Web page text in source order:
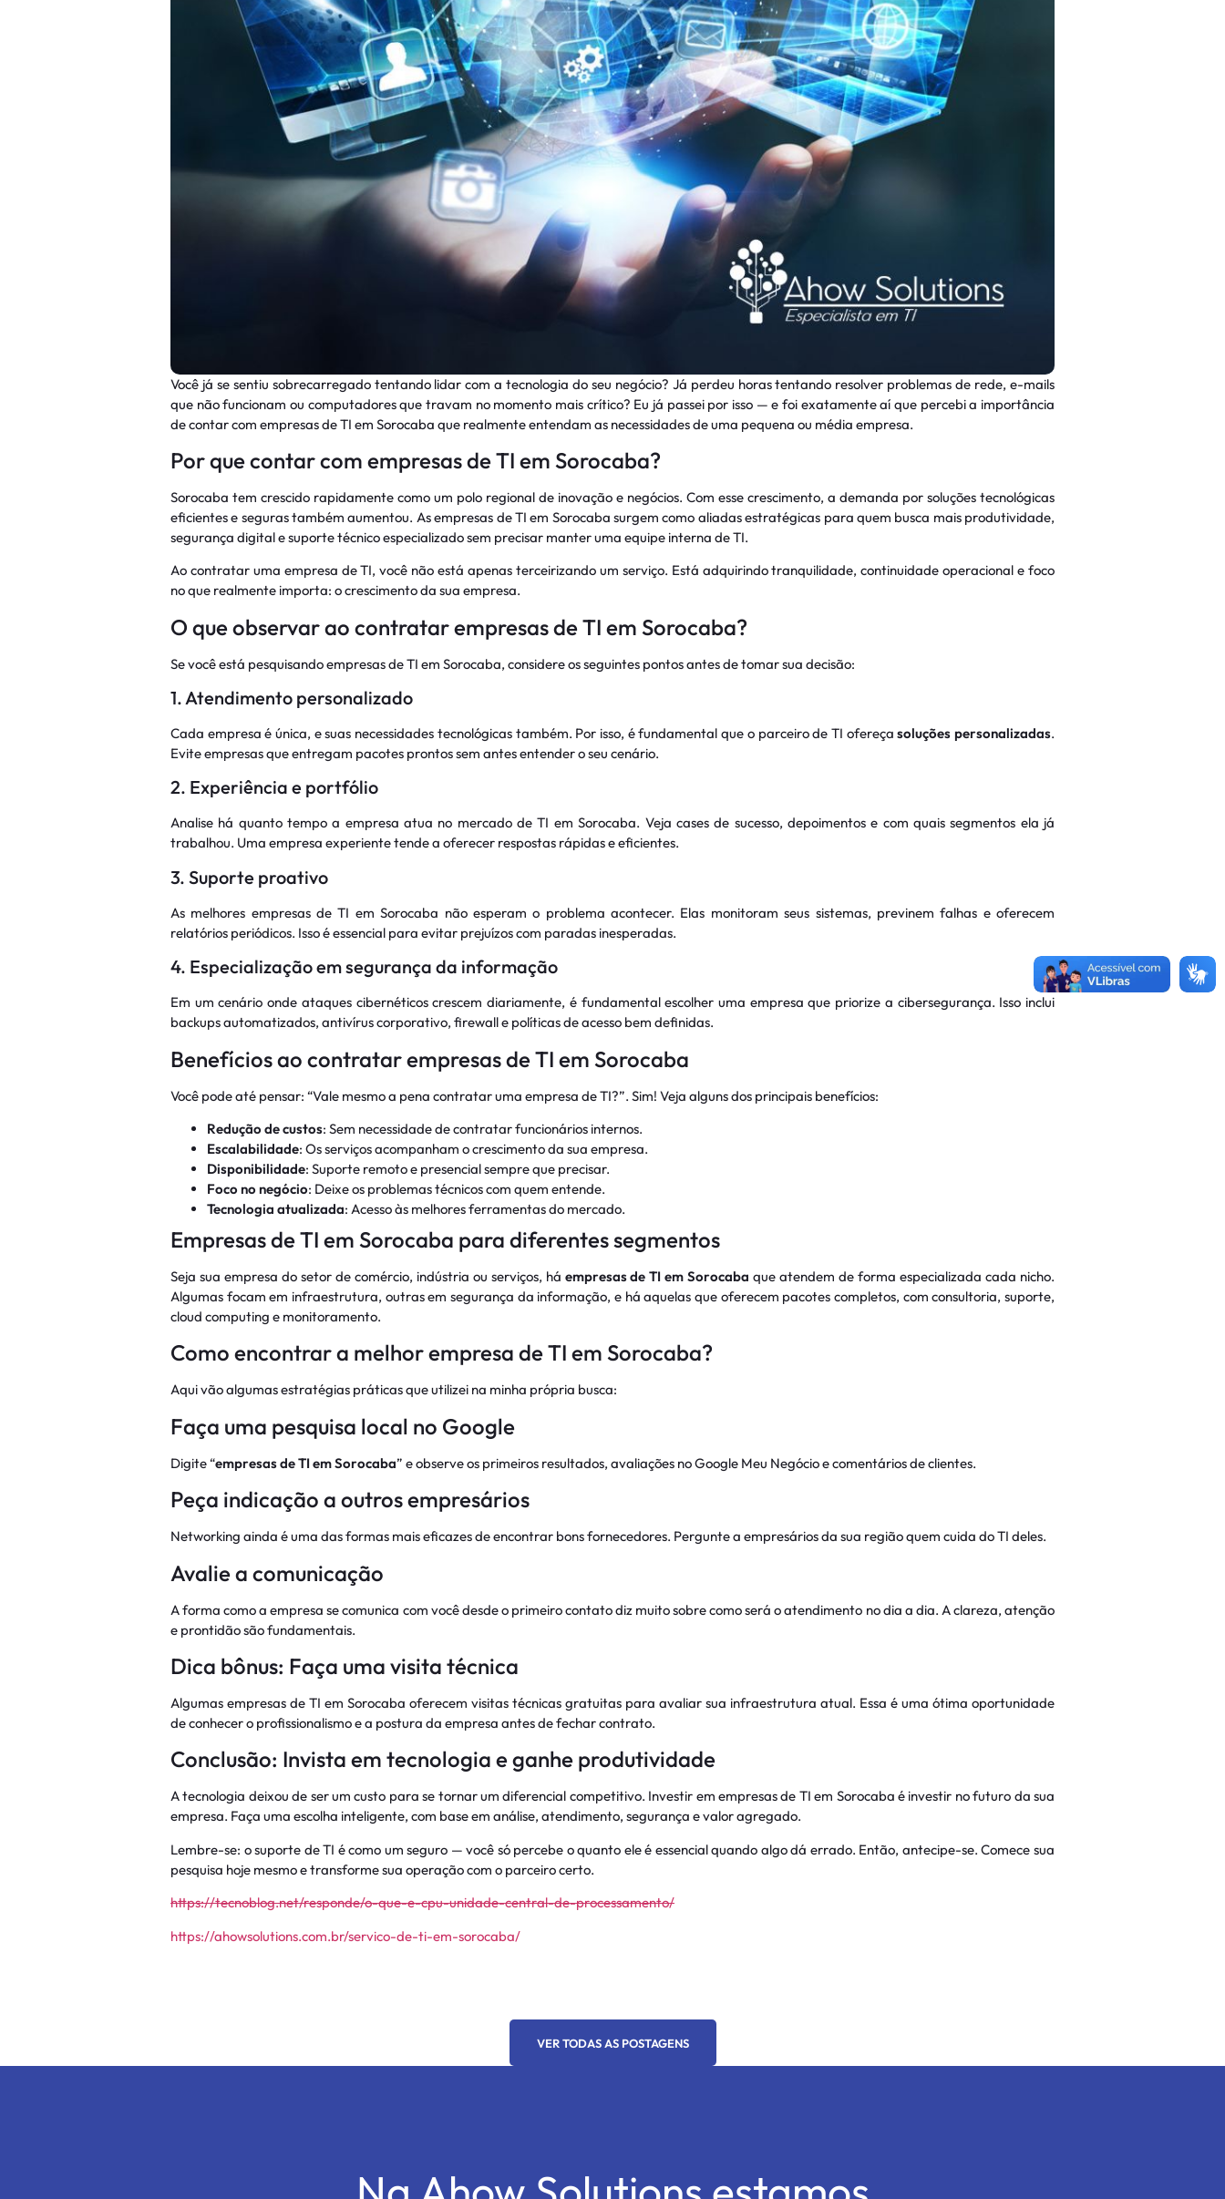
Você já se sentiu sobrecarregado tentando lidar com a tecnologia do seu negócio? Já perdeu horas tentando resolver problemas de rede, e-mails
que não funcionam ou computadores que travam no momento mais crítico? Eu já passei por isso — e foi exatamente aí que percebi a importância
de contar com empresas de TI em Sorocaba que realmente entendam as necessidades de uma pequena ou média empresa.
Por que contar com empresas de TI em Sorocaba?
Sorocaba tem crescido rapidamente como um polo regional de inovação e negócios. Com esse crescimento, a demanda por soluções tecnológicas
eficientes e seguras também aumentou. As empresas de TI em Sorocaba surgem como aliadas estratégicas para quem busca mais produtividade,
segurança digital e suporte técnico especializado sem precisar manter uma equipe interna de TI.
Ao contratar uma empresa de TI, você não está apenas terceirizando um serviço. Está adquirindo tranquilidade, continuidade operacional e foco
no que realmente importa: o crescimento da sua empresa.
O que observar ao contratar empresas de TI em Sorocaba?
Se você está pesquisando empresas de TI em Sorocaba, considere os seguintes pontos antes de tomar sua decisão:
1. Atendimento personalizado
Cada empresa é única, e suas necessidades tecnológicas também. Por isso, é fundamental que o parceiro de TI ofereçasoluções personalizadas.
Evite empresas que entregam pacotes prontos sem antes entender o seu cenário.
2. Experiência e portfólio
Analise há quanto tempo a empresa atua no mercado de TI em Sorocaba. Veja cases de sucesso, depoimentos e com quais segmentos ela já
trabalhou. Uma empresa experiente tende a oferecer respostas rápidas e eficientes.
3. Suporte proativo
As melhores empresas de TI em Sorocaba não esperam o problema acontecer. Elas monitoram seus sistemas, previnem falhas e oferecem
relatórios periódicos. Isso é essencial para evitar prejuízos com paradas inesperadas.
4. Especialização em segurança da informação
Em um cenário onde ataques cibernéticos crescem diariamente, é fundamental escolher uma empresa que priorize a cibersegurança. Isso inclui
backups automatizados, antivírus corporativo, firewall e políticas de acesso bem definidas.
Benefícios ao contratar empresas de TI em Sorocaba
Você pode até pensar: “Vale mesmo a pena contratar uma empresa de TI?”. Sim! Veja alguns dos principais benefícios:
Redução de custos: Sem necessidade de contratar funcionários internos.
Escalabilidade: Os serviços acompanham o crescimento da sua empresa.
Disponibilidade: Suporte remoto e presencial sempre que precisar.
Foco no negócio: Deixe os problemas técnicos com quem entende.
Tecnologia atualizada: Acesso às melhores ferramentas do mercado.
Empresas de TI em Sorocaba para diferentes segmentos
Seja sua empresa do setor de comércio, indústria ou serviços, há empresas de TI em Sorocaba que atendem de forma especializada cada nicho.
Algumas focam em infraestrutura, outras em segurança da informação, e há aquelas que oferecem pacotes completos, com consultoria, suporte,
cloud computing e monitoramento.
Como encontrar a melhor empresa de TI em Sorocaba?
Aqui vão algumas estratégias práticas que utilizei na minha própria busca:
Faça uma pesquisa local no Google
Digite “empresas de TI em Sorocaba” e observe os primeiros resultados, avaliações no Google Meu Negócio e comentários de clientes.
Peça indicação a outros empresários
Networking ainda é uma das formas mais eficazes de encontrar bons fornecedores. Pergunte a empresários da sua região quem cuida do TI deles.
Avalie a comunicação
A forma como a empresa se comunica com você desde o primeiro contato diz muito sobre como será o atendimento no dia a dia. A clareza, atenção
e prontidão são fundamentais.
Dica bônus: Faça uma visita técnica
Algumas empresas de TI em Sorocaba oferecem visitas técnicas gratuitas para avaliar sua infraestrutura atual. Essa é uma ótima oportunidade
de conhecer o profissionalismo e a postura da empresa antes de fechar contrato.
Conclusão: Invista em tecnologia e ganhe produtividade
A tecnologia deixou de ser um custo para se tornar um diferencial competitivo. Investir em empresas de TI em Sorocaba é investir no futuro da sua
empresa. Faça uma escolha inteligente, com base em análise, atendimento, segurança e valor agregado.
Lembre-se: o suporte de TI é como um seguro — você só percebe o quanto ele é essencial quando algo dá errado. Então, antecipe-se. Comece sua
pesquisa hoje mesmo e transforme sua operação com o parceiro certo.
https://tecnoblog.net/responde/o-que-e-cpu-unidade-central-de-processamento/
https://ahowsolutions.com.br/servico-de-ti-em-sorocaba/
VER TODAS AS POSTAGENS